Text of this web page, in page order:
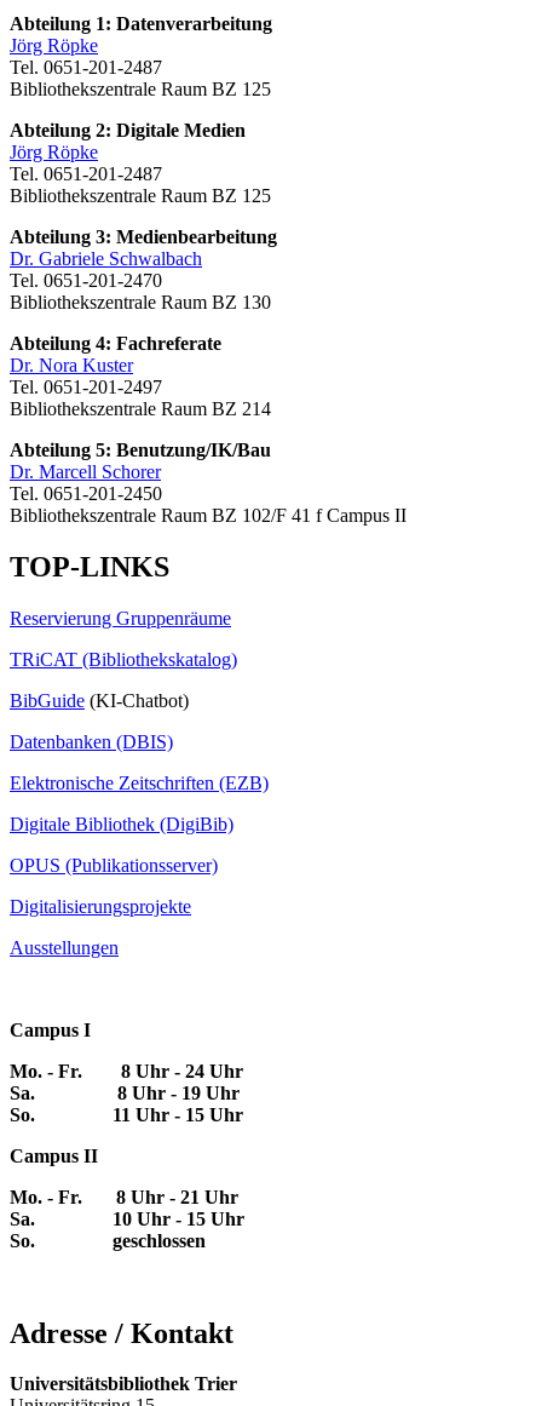
Abteilung 1: Datenverarbeitung
Jörg Röpke
Tel. 0651-201-2487
Bibliothekszentrale Raum BZ 125
Abteilung 2: Digitale Medien
Jörg Röpke
Tel. 0651-201-2487
Bibliothekszentrale Raum BZ 125
Abteilung 3: Medienbearbeitung
Dr. Gabriele Schwalbach
Tel. 0651-201-2470
Bibliothekszentrale Raum BZ 130
Abteilung 4: Fachreferate
Dr. Nora Kuster
Tel. 0651-201-2497
Bibliothekszentrale Raum BZ 214
Abteilung 5: Benutzung/IK/Bau
Dr. Marcell Schorer
Tel. 0651-201-2450
Bibliothekszentrale Raum BZ 102/F 41 f Campus II
TOP-LINKS
Reservierung Gruppenräume
TRiCAT (Bibliothekskatalog)
BibGuide (KI-Chatbot)
Datenbanken (DBIS)
Elektronische Zeitschriften (EZB)
Digitale Bibliothek (DigiBib)
OPUS (Publikationsserver)
Digitalisierungsprojekte
Ausstellungen
Campus I
Mo. - Fr. 8 Uhr - 24 Uhr
Sa. 8 Uhr - 19 Uhr
So. 11 Uhr - 15 Uhr
Campus II
Mo. - Fr. 8 Uhr - 21 Uhr
Sa. 10 Uhr - 15 Uhr
So. geschlossen
Adresse / Kontakt
Universitätsbibliothek Trier